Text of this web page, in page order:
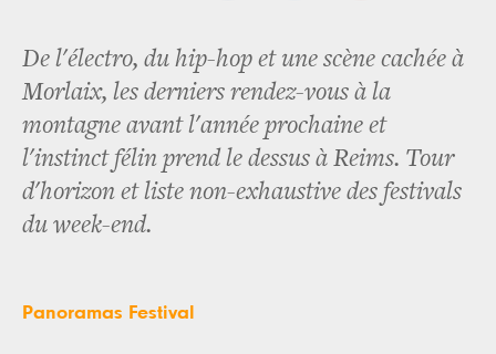
De l'électro, du hip-hop et une scène cachée à
Morlaix, les derniers rendez-vous à la
montagne avant l'année prochaine et
l'instinct félin prend le dessus à Reims. Tour
d'horizon et liste non-exhaustive des festivals
du week-end.
Panoramas Festival